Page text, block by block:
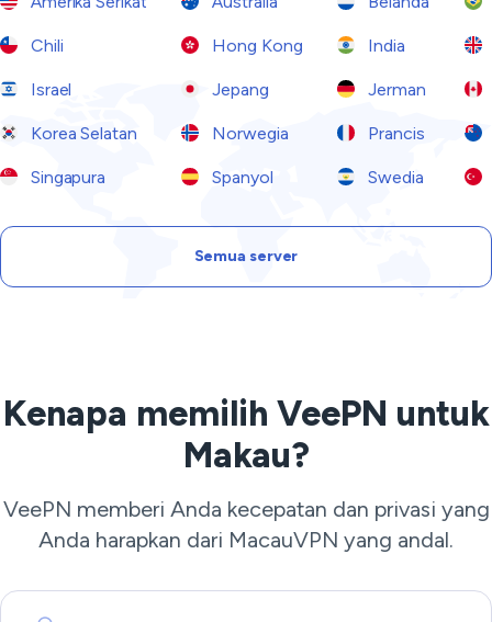
Chili Hong Kong India
Israel Jepang Jerman
Korea Selatan Norwegia Prancis
Singapura Spanyol Swedia
Semua server
Kenapa memilih VeePN untuk
Makau?
VeePN memberi Anda kecepatan dan privasi yang
Anda harapkan dari MacauVPN yang andal.